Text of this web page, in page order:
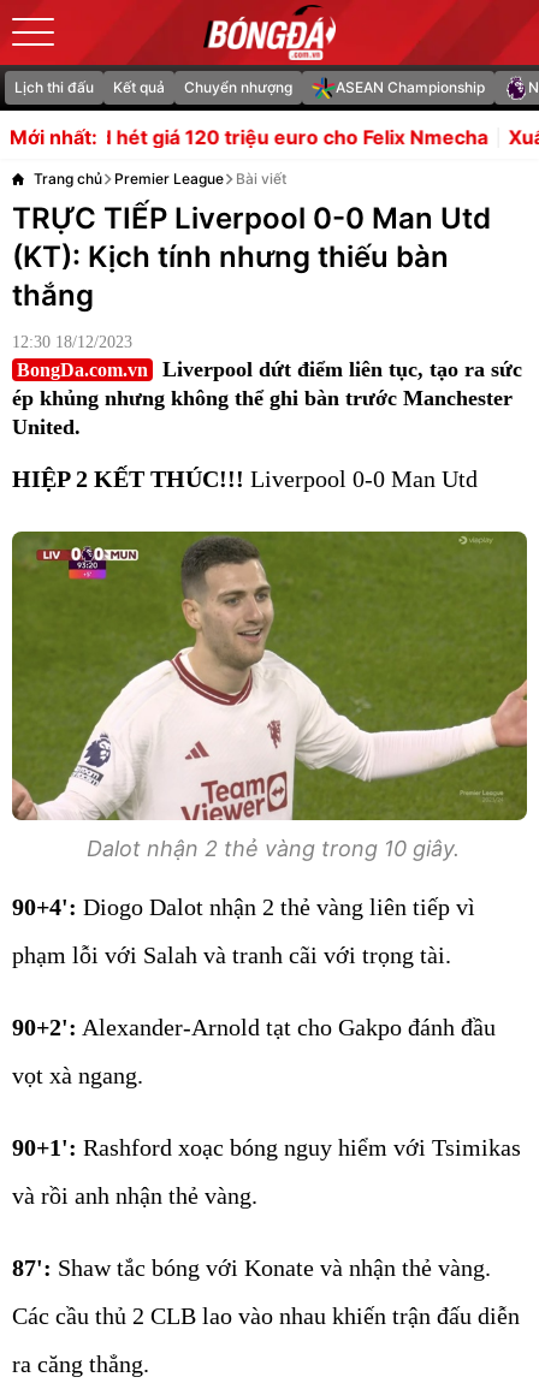
Lịch thi đấu Kết quả Chuyển nhượng ASEAN Championship
Mới nhất:
120 triệu euro cho Felix Nmecha Xuất hiện 3 kịch
Trang chủ Premier League Bài viết
TRỰC TIẾP Liverpool 0-0 Man Utd
(KT): Kịch tính nhưng thiếu bàn
thắng
12:30 18/12/2023
BongDa.com.vn
Liverpool dứt điểm liên tục, tạo ra sức
ép khủng nhưng không thể ghi bàn trước Manchester
United.
HIỆP 2 KẾT THÚC!!! Liverpool 0-0 Man Utd
Dalot nhận 2 thẻ vàng trong 10 giây.
90+4': Diogo Dalot nhận 2 thẻ vàng liên tiếp vì
phạm lỗi với Salah và tranh cãi với trọng tài.
90+2': Alexander-Arnold tạt cho Gakpo đánh đầu
vọt xà ngang.
90+1': Rashford xoạc bóng nguy hiểm với Tsimikas
và rồi anh nhận thẻ vàng.
87': Shaw tắc bóng với Konate và nhận thẻ vàng.
Các cầu thủ 2 CLB lao vào nhau khiến trận đấu diễn
ra căng thẳng.